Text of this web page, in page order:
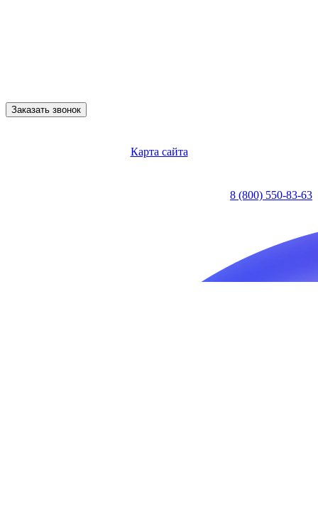
Заказать звонок
Карта сайта
8 (800) 550-83-63